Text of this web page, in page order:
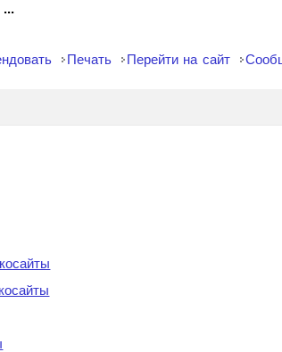
...
Печать Перейти на сайт